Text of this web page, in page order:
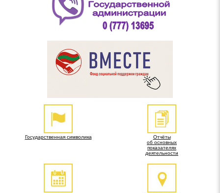
Государственная символика
Отчёты
об основных
показателях
деятельности